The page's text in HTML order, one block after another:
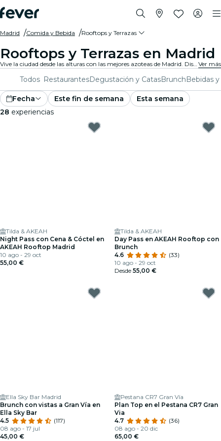
Madrid Comida y Bebida Rooftops y Terrazas
Rooftops y Terrazas en Madrid
Vive la ciudad desde las alturas con las mejores azoteas de Madrid. Disfruta de vistas impresionantes, buena compañía y fiestas exclusivas en azoteas. Ver más
Todos RestaurantesDegustación y CatasBrunchBebidas
Fecha Este fin de semana
Esta semana
28 experiencias
Tilda & AKEAH
Night Pass con Cena & Cóctel en
AKEAH Rooftop Madrid
10 ago - 29 oct
55,00 €
Tilda & AKEAH
Day Pass en AKEAH Rooftop con
Brunch
4.6
(33)
10 ago - 29 oct
Desde 55,00 €
Ella Sky Bar Madrid
Brunch con vistas a Gran Vía en
Ella Sky Bar
4.5
(117)
08 ago - 17 jul
45,00 €
Pestana CR7 Gran Vía
Plan Top en el Pestana CR7 Gran
Via
4.7
(36)
08 ago - 20 dic
65,00 €